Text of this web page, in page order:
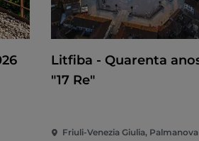
Litfiba - Quarenta
"17 Re"
Friuli-Venezia Giulia, Palmanova